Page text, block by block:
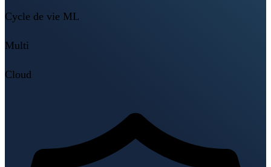
Cycle de vie ML
Multi
Cloud